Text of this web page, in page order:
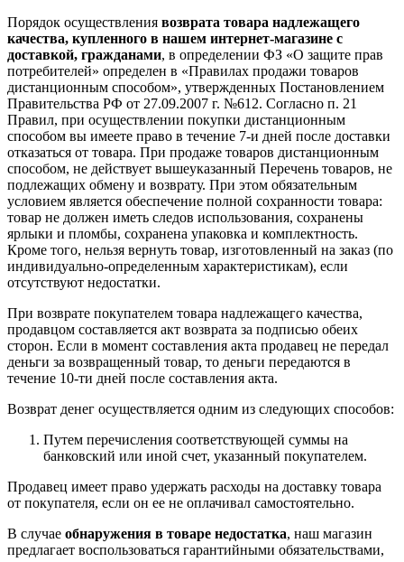
Порядок осуществления возврата товара надлежащего
качества, купленного в нашем интернет-магазине с
доставкой, гражданами, в определении ФЗ «О защите прав
потребителей» определен в «Правилах продажи товаров
дистанционным способом», утвержденных Постановлением
Правительства РФ от 27.09.2007 г. №612. Согласно п. 21
Правил, при осуществлении покупки дистанционным
способом вы имеете право в течение 7-и дней после доставки
отказаться от товара. При продаже товаров дистанционным
способом, не действует вышеуказанный Перечень товаров, не
подлежащих обмену и возврату. При этом обязательным
условием является обеспечение полной сохранности товара:
товар не должен иметь следов использования, сохранены
ярлыки и пломбы, сохранена упаковка и комплектность.
Кроме того, нельзя вернуть товар, изготовленный на заказ (по
индивидуально-определенным характеристикам), если
отсутствуют недостатки.
При возврате покупателем товара надлежащего качества,
продавцом составляется акт возврата за подписью обеих
сторон. Если в момент составления акта продавец не передал
деньги за возвращенный товар, то деньги передаются в
течение 10-ти дней после составления акта.
Возврат денег осуществляется одним из следующих способов:
Путем перечисления соответствующей суммы на
банковский или иной счет, указанный покупателем.
Продавец имеет право удержать расходы на доставку товара
от покупателя, если он ее не оплачивал самостоятельно.
В случае обнаружения в товаре недостатка, наш магазин
предлагает воспользоваться гарантийными обязательствами,